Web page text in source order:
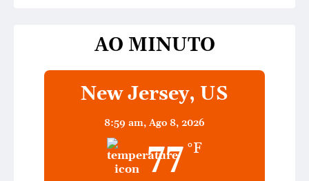
AO MINUTO
New Jersey, US
8:59 am, Ago 8, 2026
77 °F